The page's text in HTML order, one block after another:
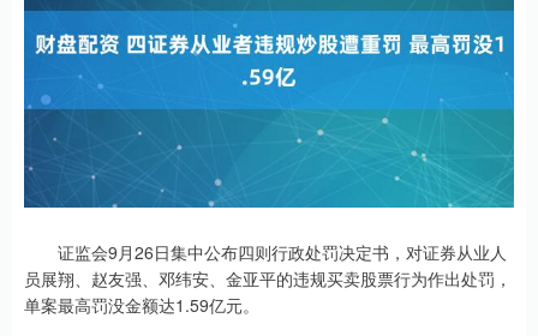
证监会9月26日集中公布四则行政处罚决定书，对证券从业人
员展翔、赵友强、邓纬安、金亚平的违规买卖股票行为作出处罚，
单案最高罚没金额达1.59亿元。